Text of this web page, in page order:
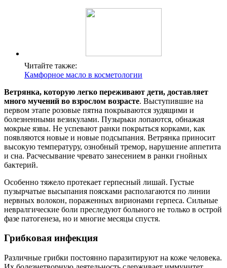
Читайте также:
Камфорное масло в косметологии
Ветрянка, которую легко переживают дети, доставляет
много мучений во взрослом возрасте. Выступившие на
первом этапе розовые пятна покрываются зудящими и
болезненными везикулами. Пузырьки лопаются, обнажая
мокрые язвы. Не успевают ранки покрыться корками, как
появляются новые и новые подсыпания. Ветрянка приносит
высокую температуру, ознобный тремор, нарушение аппетита
и сна. Расчесывание чревато занесением в ранки гнойных
бактерий.
Особенно тяжело протекает герпесный лишай. Густые
пузырчатые высыпания поясками располагаются по линии
нервных волокон, пораженных вирионами герпеса. Сильные
невралгические боли преследуют больного не только в острой
фазе патогенеза, но и многие месяцы спустя.
Грибковая инфекция
Различные грибки постоянно паразитируют на коже человека.